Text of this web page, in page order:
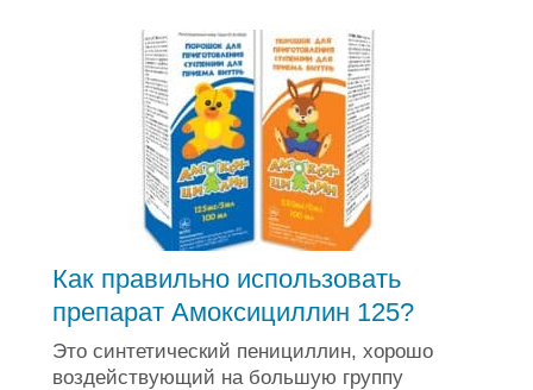
Как правильно использовать
препарат Амоксициллин 125?
Это синтетический пенициллин, хорошо
воздействующий на большую группу